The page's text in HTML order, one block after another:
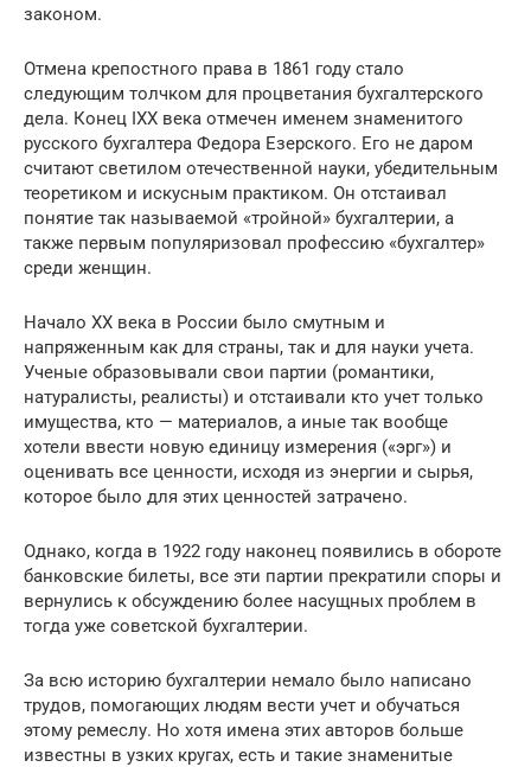
законом.
Отмена крепостного права в 1861 году стало
следующим толчком для процветания бухгалтерского
дела. Конец IXX века отмечен именем знаменитого
русского бухгалтера Федора Езерского. Его не даром
считают светилом отечественной науки, убедительным
теоретиком и искусным практиком. Он отстаивал
понятие так называемой «тройной» бухгалтерии, а
также первым популяризовал профессию «бухгалтер»
среди женщин.
Начало XX века в России было смутным и
напряженным как для страны, так и для науки учета.
Ученые образовывали свои партии (романтики,
натуралисты, реалисты) и отстаивали кто учет только
имущества, кто — материалов, а иные так вообще
хотели ввести новую единицу измерения («эрг») и
оценивать все ценности, исходя из энергии и сырья,
которое было для этих ценностей затрачено.
Однако, когда в 1922 году наконец появились в обороте
банковские билеты, все эти партии прекратили споры и
вернулись к обсуждению более насущных проблем в
тогда уже советской бухгалтерии.
За всю историю бухгалтерии немало было написано
трудов, помогающих людям вести учет и обучаться
этому ремеслу. Но хотя имена этих авторов больше
известны в узких кругах, есть и такие знаменитые